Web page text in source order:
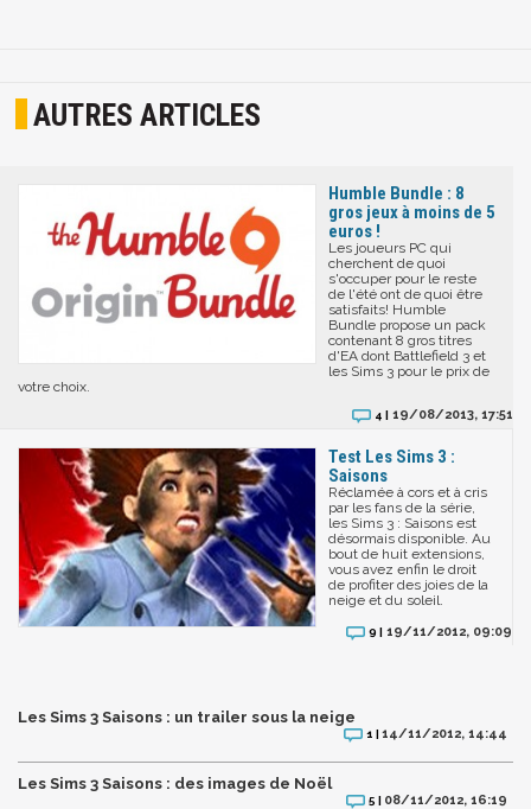
AUTRES ARTICLES
Humble Bundle : 8
gros jeux à moins de 5
euros !
Les joueurs PC qui
cherchent de quoi
s'occuper pour le reste
de l'été ont de quoi être
satisfaits! Humble
Bundle propose un pack
contenant 8 gros titres
d'EA dont Battlefield 3 et
les Sims 3 pour le prix de
votre choix.
4 | 19/08/2013, 17:51
Test Les Sims 3 :
Saisons
Réclamée à cors et à cris
par les fans de la série,
les Sims 3 : Saisons est
désormais disponible. Au
bout de huit extensions,
vous avez enfin le droit
de profiter des joies de la
neige et du soleil.
9 | 19/11/2012, 09:09
Les Sims 3 Saisons : un trailer sous la neige
1 |14/11/2012, 14:44
Les Sims 3 Saisons : des images de Noël
5 | 08/11/2012, 16:19